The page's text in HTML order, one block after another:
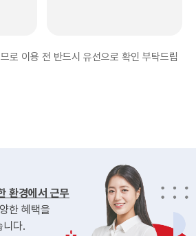
로 이용 전 반드시 유선으로 확인 부탁드립
환경에서 근무
한 혜택을
니다.